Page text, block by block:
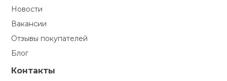
Новости
Вакансии
Отзывы покупателей
Блог
Контакты